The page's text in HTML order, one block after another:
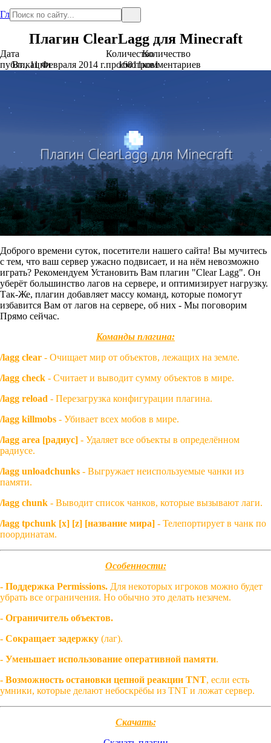
Главная
Плагин ClearLagg для Minecraft
Дата
публикации
Вт., 11 Февраля 2014 г.
Количество
просмотров
16011
Количество
комментариев
1
Доброго времени суток, посетители нашего сайта! Вы мучитесь
с тем, что ваш сервер ужасно подвисает, и на нём невозможно
играть? Рекомендуем Установить Вам плагин "Clear Lagg". Он
уберёт большинство лагов на сервере, и оптимизирует нагрузку.
Так-Же, плагин добавляет массу команд, которые помогут
избавится Вам от лагов на сервере, об них - Мы поговорим
Прямо сейчас.
Команды плагина:
/lagg clear - Очищает мир от объектов, лежащих на земле.
/lagg check - Считает и выводит сумму объектов в мире.
/lagg reload - Перезагрузка конфигурации плагина.
/lagg killmobs - Убивает всех мобов в мире.
/lagg area [радиус] - Удаляет все объекты в определённом
радиусе.
/lagg unloadchunks - Выгружает неиспользуемые чанки из
памяти.
/lagg chunk - Выводит список чанков, которые вызывают лаги.
/lagg tpchunk [x] [z] [название мира] - Телепортирует в чанк по
поординатам.
Особенности:
- Поддержка Permissions. Для некоторых игроков можно будет
убрать все ограничения. Но обычно это делать незачем.
- Ограничитель объектов.
- Сокращает задержку (лаг).
- Уменьшает использование оперативной памяти.
- Возможность остановки цепной реакции TNT, если есть
умники, которые делают небоскрёбы из TNT и ложат сервер.
Скачать: